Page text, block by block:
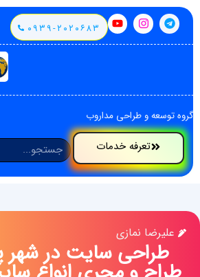
۰۹۳۹-۲۰۲۰۶۸۳
گروه توسعه و طراحی مداروب
تعرفه خدمات
علیرضا نمازی
طراحی سایت در شهر